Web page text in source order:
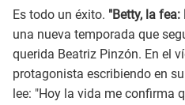
Es todo un éxito. "Betty, la
una nueva temporada que
querida Beatriz Pinzón. En el
protagonista escribiendo en
lee: "Hoy la vida me confirma